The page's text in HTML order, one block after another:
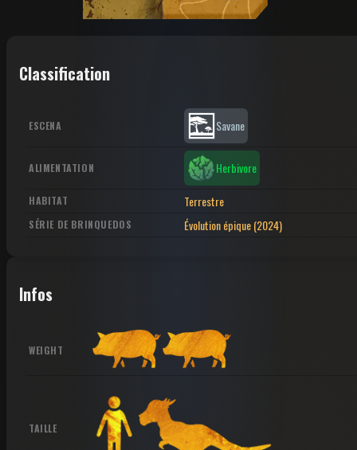
Classification
ESCENA Savane
ALIMENTATION Herbivore
HABITAT Terrestre
SÉRIE DE BRINQUEDOS Évolution épique (2024)
Infos
WEIGHT
TAILLE